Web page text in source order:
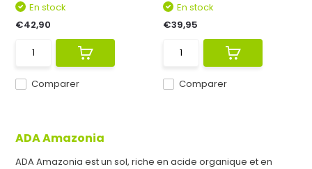
Comparer
En stock
€42,90
Comparer
En stock
€39,95
ADA Amazonia
ADA Amazonia est un sol, riche en acide organique et en